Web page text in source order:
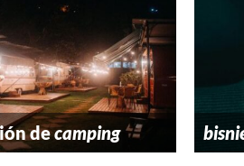
decamping